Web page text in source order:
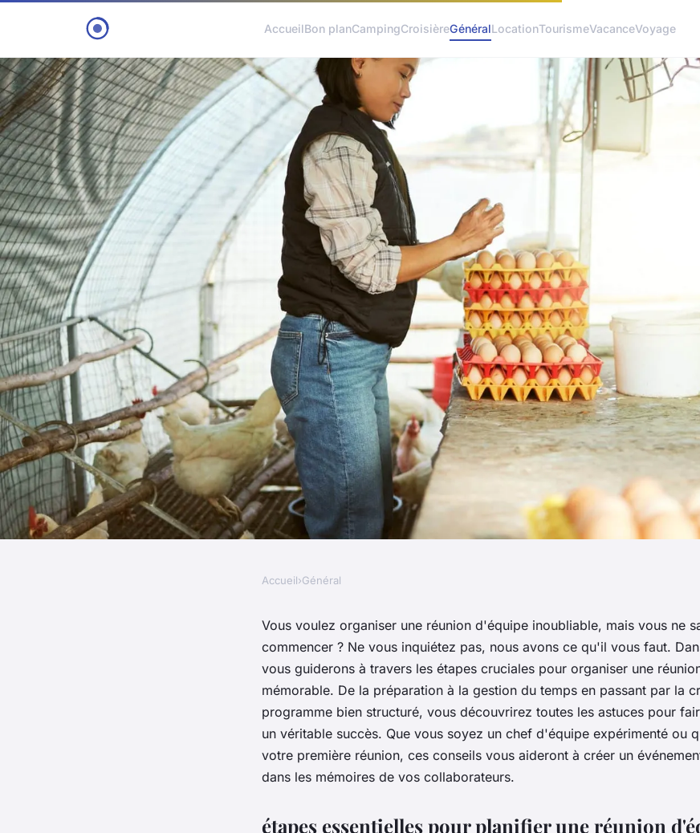
AccueilBon planCampingCroisièreGénéralLocationTourismeVacanceVoyage
Les étapes cruciales pour organiser
une réunion d'équipe inoubliable
Accueil›Général
Vous voulez organiser une réunion d'équipe inoubliable, mais vous ne
commencer ? Ne vous inquiétez pas, nous avons ce qu'il vous faut.
vous guiderons à travers les étapes cruciales pour organiser une
mémorable. De la préparation à la gestion du temps en passant par la
programme bien structuré, vous découvrirez toutes les astuces pour
un véritable succès. Que vous soyez un chef d'équipe expérimenté ou
votre première réunion, ces conseils vous aideront à créer un
dans les mémoires de vos collaborateurs.
étapes essentielles pour planifier une réunion